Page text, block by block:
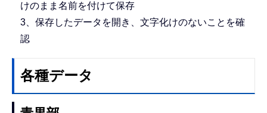
けのまま名前を付けて保存
3、保存したデータを開き、文字化けのないことを確
認
各種データ